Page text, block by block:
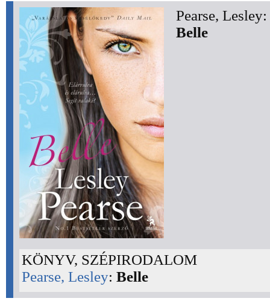
Pearse, Lesley:
Belle
KÖNYV, SZÉPIRODALOM
Pearse, Lesley: Belle